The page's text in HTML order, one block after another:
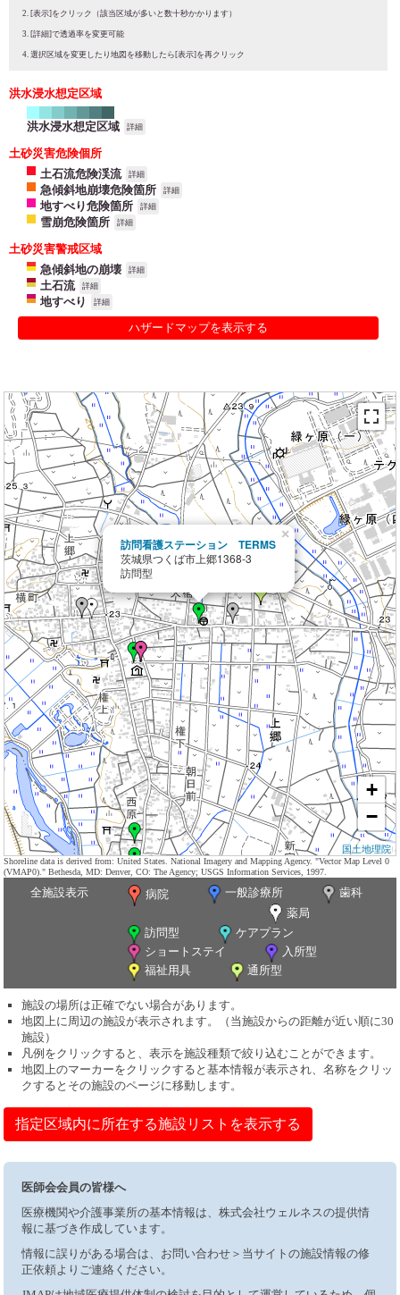
[表示]をクリック（該当区域が多いと数十秒かかります）
[詳細]で透過率を変更可能
選択区域を変更したり地図を移動したら[表示]を再クリック
洪水浸水想定区域
洪水浸水想定区域 詳細
土砂災害危険個所
土石流危険渓流
詳細
急傾斜地崩壊危険箇所 詳細
地すべり危険箇所 詳細
雪崩危険箇所 詳細
土砂災害警戒区域
急傾斜地の崩壊
詳細
土石流 詳細
地すべり 詳細
ハザードマップを表示する
訪問看護ステーション TERMS
茨城県つくば市上郷1368-3
訪問型
×
+
−
国土地理院
Shoreline data is derived from: United States. National Imagery and Mapping Agency. "Vector Map Level 0
(VMAP0)." Bethesda, MD: Denver, CO: The Agency; USGS Information Services, 1997.
全施設表示 病院 一般診療所
歯科
薬局
訪問型
ケアプラン
ショートステイ
入所型
福祉用具
通所型
施設の場所は正確でない場合があります。
地図上に周辺の施設が表示されます。（当施設からの距離が近い順に30
施設）
凡例をクリックすると、表示を施設種類で絞り込むことができます。
地図上のマーカーをクリックすると基本情報が表示され、名称をクリッ
クするとその施設のページに移動します。
指定区域内に所在する施設リストを表示する
医師会会員の皆様へ
医療機関や介護事業所の基本情報は、株式会社ウェルネスの提供情
報に基づき作成しています。
情報に誤りがある場合は、お問い合わせ＞当サイトの施設情報の修
正依頼よりご連絡ください。